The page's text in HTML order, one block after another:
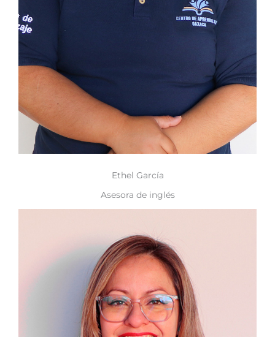
Ethel García
Asesora de inglés